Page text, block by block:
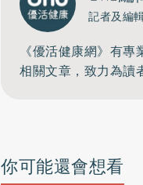
記者及編
《優活健康網》有
相關文章，致力為讀
你可能還會想看